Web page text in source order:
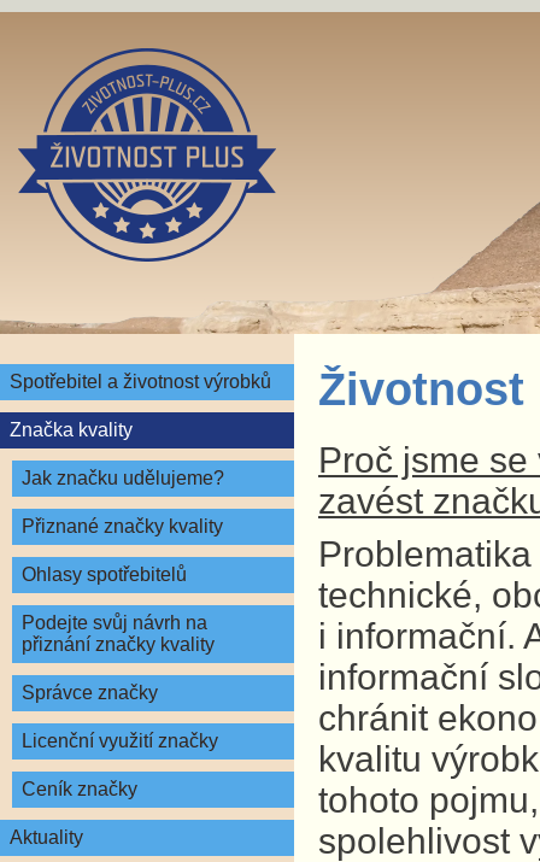
Spotřebitel a životnost výrobků
Značka kvality
Jak značku udělujeme?
Přiznané značky kvality
Ohlasy spotřebitelů
Podejte svůj návrh na
přiznání značky kvality
Správce značky
Licenční využití značky
Ceník značky
Aktuality
Životnost
Proč jsme
zavést
technické,
i informační.
informační
chránit
kvalitu
tohoto
spolehlivost